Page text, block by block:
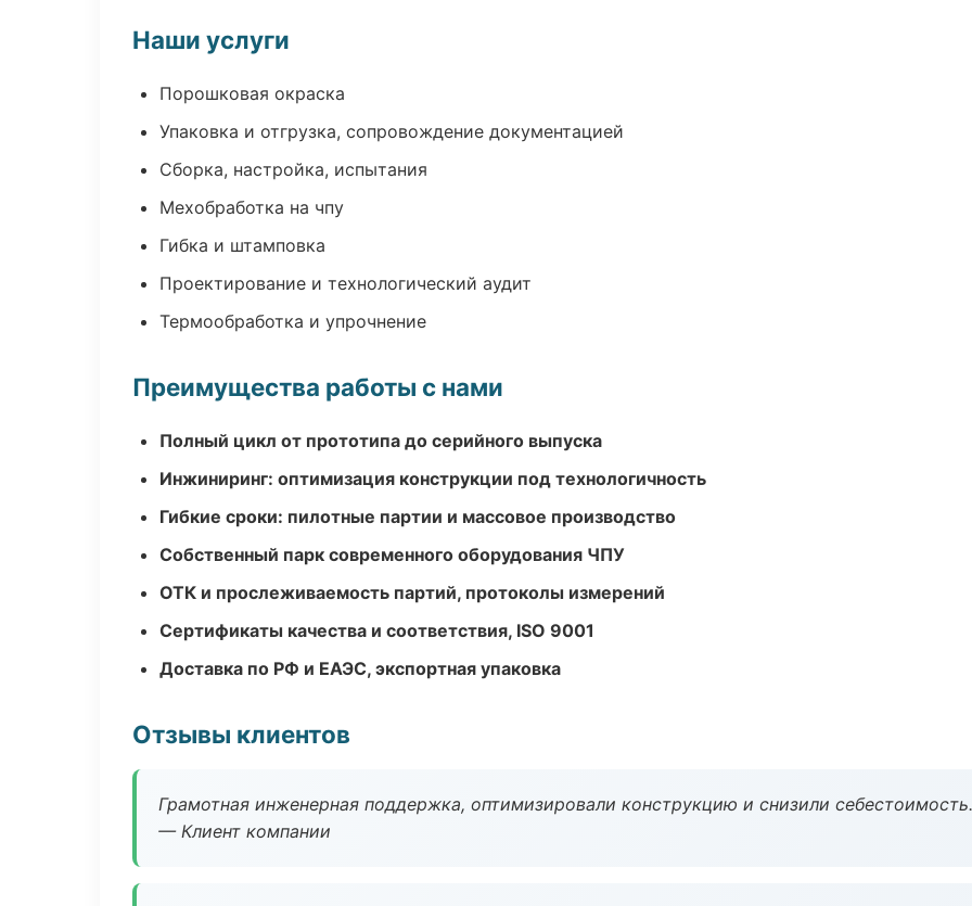
Наши услуги
Порошковая окраска
Упаковка и отгрузка, сопровождение документацией
Сборка, настройка, испытания
Мехобработка на чпу
Гибка и штамповка
Проектирование и технологический аудит
Термообработка и упрочнение
Преимущества работы с нами
Полный цикл от прототипа до серийного выпуска
Инжиниринг: оптимизация конструкции под технологичность
Гибкие сроки: пилотные партии и массовое производство
Собственный парк современного оборудования ЧПУ
ОТК и прослеживаемость партий, протоколы измерений
Сертификаты качества и соответствия, ISO 9001
Доставка по РФ и ЕАЭС, экспортная упаковка
Отзывы клиентов
Грамотная инженерная поддержка, оптимизировали конструкцию и снизили себестоимость.
— Клиент компании